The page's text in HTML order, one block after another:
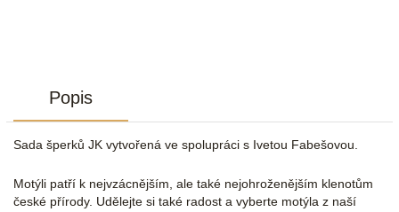
Popis
Sada šperků JK vytvořená ve spolupráci s Ivetou Fabešovou.
Motýli patří k nejvzácnějším, ale také nejohroženějším klenotům
české přírody. Udělejte si také radost a vyberte motýla z naší